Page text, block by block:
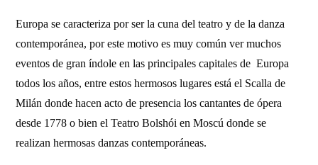
Europa se caracteriza por ser la cuna del teatro y de la danza
contemporánea, por este motivo es muy común ver muchos
eventos de gran índole en las principales capitales de Europa
todos los años, entre estos hermosos lugares está el Scalla de
Milán donde hacen acto de presencia los cantantes de ópera
desde 1778 o bien el Teatro Bolshói en Moscú donde se
realizan hermosas danzas contemporáneas.